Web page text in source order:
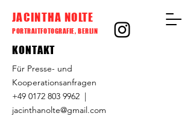
JACINTHA NOLTE
PORTRAITFOTOGRAFIE, BERLIN
KONTAKT
Für Presse- und
Kooperationsanfragen
+49 0172 803 9962 |
jacinthanolte@gmail.com